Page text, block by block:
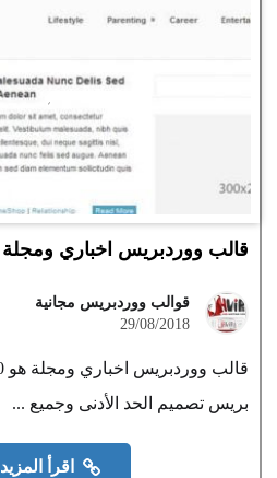
قالب ووردبريس اخباري ومجلة
قوالب ووردبريس مجانية
29/08/2018
بريس تصميم الحد الأدنى وجميع ...
اقرأ المزيد